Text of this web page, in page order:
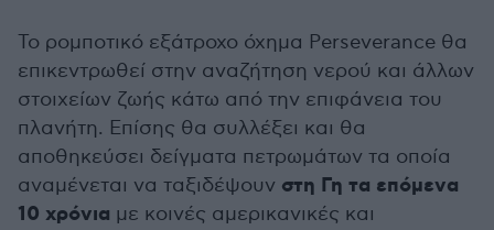
Το ρομποτικό εξάτροχο όχημα Perseverance θα
επικεντρωθεί στην αναζήτηση νερού και άλλων
στοιχείων ζωής κάτω από την επιφάνεια του
πλανήτη. Επίσης θα συλλέξει και θα
αποθηκεύσει δείγματα πετρωμάτων τα οποία
αναμένεται να ταξιδέψουν στη Γη τα επόμενα
10 χρόνια με κοινές αμερικανικές και